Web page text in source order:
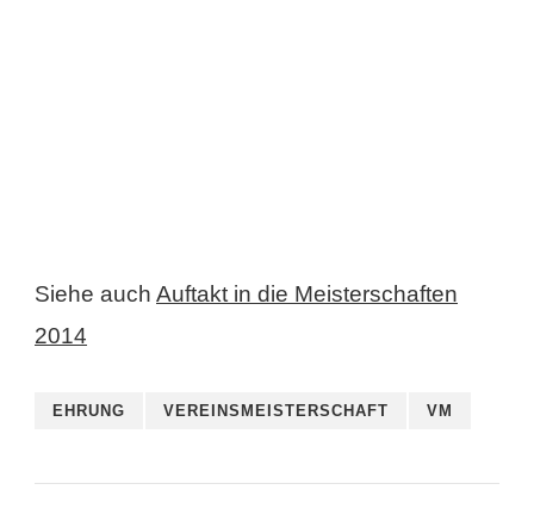
Siehe auch Auftakt in die Meisterschaften
2014
EHRUNG VEREINSMEISTERSCHAFT VM